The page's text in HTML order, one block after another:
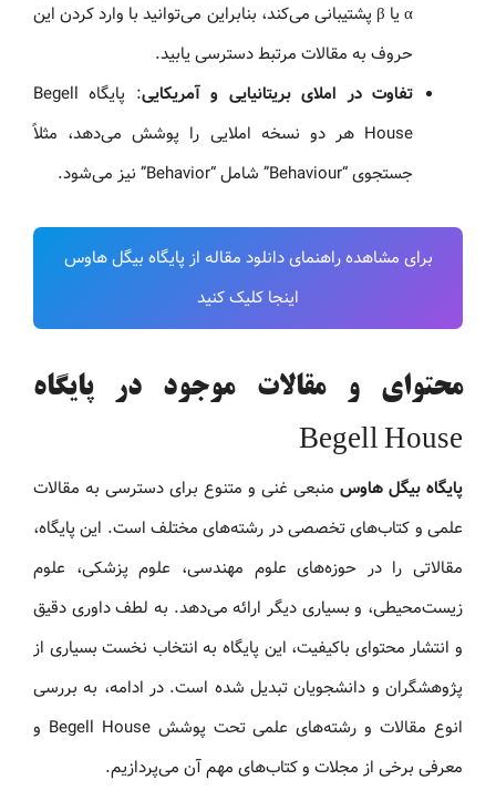
α یا β پشتیبانی می‌کند، بنابراین می‌توانید با وارد کردن این
حروف به مقالات مرتبط دسترسی یابید.
تفاوت در املای بریتانیایی و آمریکایی
: پایگاه Begell
House هر دو نسخه املایی را پوشش می‌دهد، مثلاً
جستجوی “Behaviour” شامل “Behavior” نیز می‌شود.
برای مشاهده راهنمای دانلود مقاله از پایگاه بیگل هاوس
اینجا کلیک کنید
محتوای و مقالات موجود در پایگاه
Begell House
پایگاه بیگل هاوس منبعی غنی و متنوع برای دسترسی به مقالات
علمی و کتاب‌های تخصصی در رشته‌های مختلف است. این پایگاه،
مقالاتی را در حوزه‌های علوم مهندسی، علوم پزشکی، علوم
زیست‌محیطی، و بسیاری دیگر ارائه می‌دهد. به لطف داوری دقیق
و انتشار محتوای باکیفیت، این پایگاه به انتخاب نخست بسیاری از
پژوهشگران و دانشجویان تبدیل شده است. در ادامه، به بررسی
انوع مقالات و رشته‌های علمی تحت پوشش Begell House و
معرفی برخی از مجلات و کتاب‌های مهم آن می‌پردازیم.